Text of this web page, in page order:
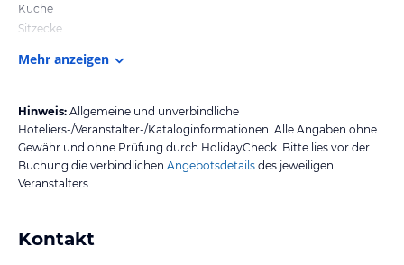
Küche
Sitzecke
Mehr anzeigen
Hinweis: Allgemeine und unverbindliche
Hoteliers-/Veranstalter-/Kataloginformationen. Alle Angaben ohne
Gewähr und ohne Prüfung durch HolidayCheck. Bitte lies vor der
Buchung die verbindlichen Angebotsdetails des jeweiligen
Veranstalters.
Kontakt